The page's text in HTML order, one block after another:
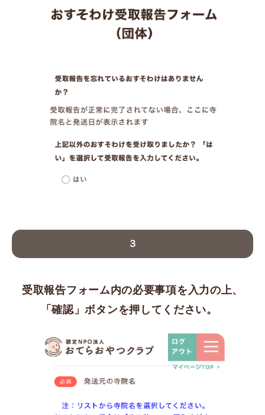
３
受取報告フォーム内の必要事項を入力の上、
「確認」ボタンを押してください。